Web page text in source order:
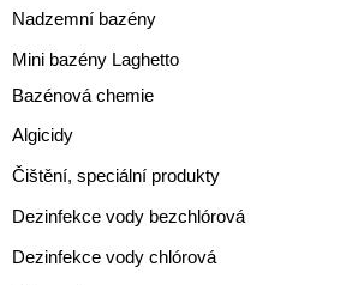
Nadzemní bazény
Mini bazény Laghetto
Bazénová chemie
Algicidy
Čištění, speciální produkty
Dezinfekce vody bezchlórová
Dezinfekce vody chlórová